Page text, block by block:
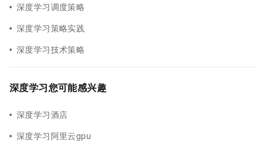
深度学习调度策略
深度学习策略实践
深度学习技术策略
深度学习您可能感兴趣
深度学习酒店
深度学习阿里云gpu